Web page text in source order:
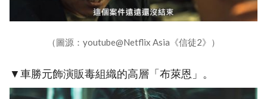
（圖源：youtube@Netflix Asia《信徒2》）
▼車勝元飾演販毒組織的高層「布萊恩」。